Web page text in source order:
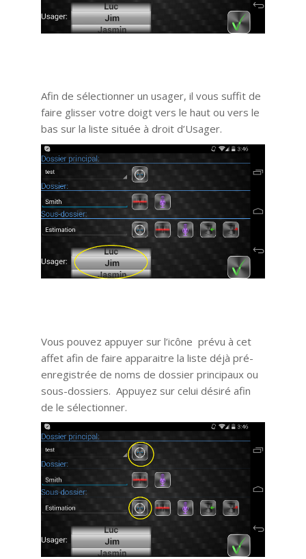
Afin de sélectionner un usager, il vous suffit de
faire glisser votre doigt vers le haut ou vers le
bas sur la liste située à droit d’Usager.
Vous pouvez appuyer sur l’icône prévu à cet
affet afin de faire apparaitre la liste déjà pré-
enregistrée de noms de dossier principaux ou
sous-dossiers. Appuyez sur celui désiré afin
de le sélectionner.